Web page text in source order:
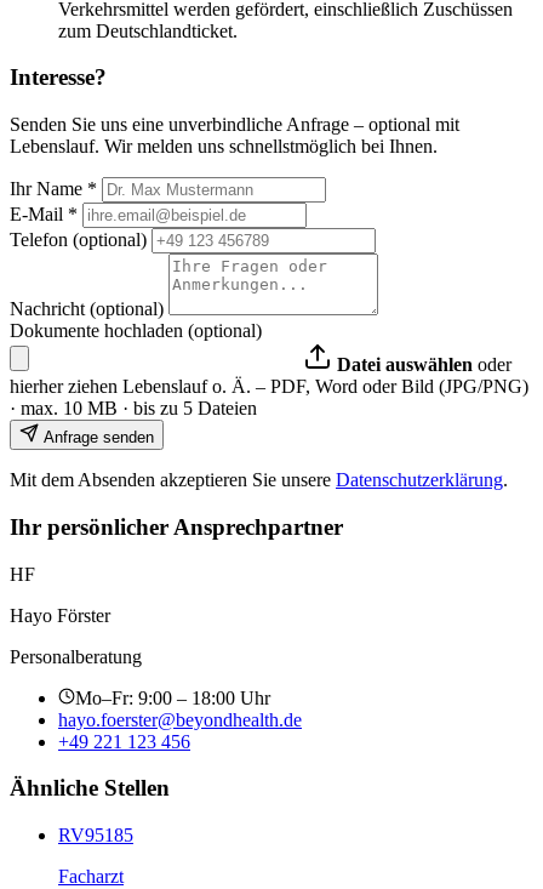
Verkehrsmittel werden gefördert, einschließlich Zuschüssen
zum Deutschlandticket.
Interesse?
Senden Sie uns eine unverbindliche Anfrage – optional mit
Lebenslauf. Wir melden uns schnellstmöglich bei Ihnen.
Ihr Name *
E-Mail *
Telefon (optional)
Nachricht (optional)
Dokumente hochladen (optional)
Datei auswählen oder
hierher ziehen Lebenslauf o. Ä. – PDF, Word oder Bild (JPG/PNG)
· max. 10 MB · bis zu 5 Dateien
Anfrage senden
Mit dem Absenden akzeptieren Sie unsere Datenschutzerklärung.
Ihr persönlicher Ansprechpartner
HF
Hayo Förster
Personalberatung
Mo–Fr: 9:00 – 18:00 Uhr
hayo.foerster@beyondhealth.de
+49 221 123 456
Ähnliche Stellen
RV95185
Facharzt